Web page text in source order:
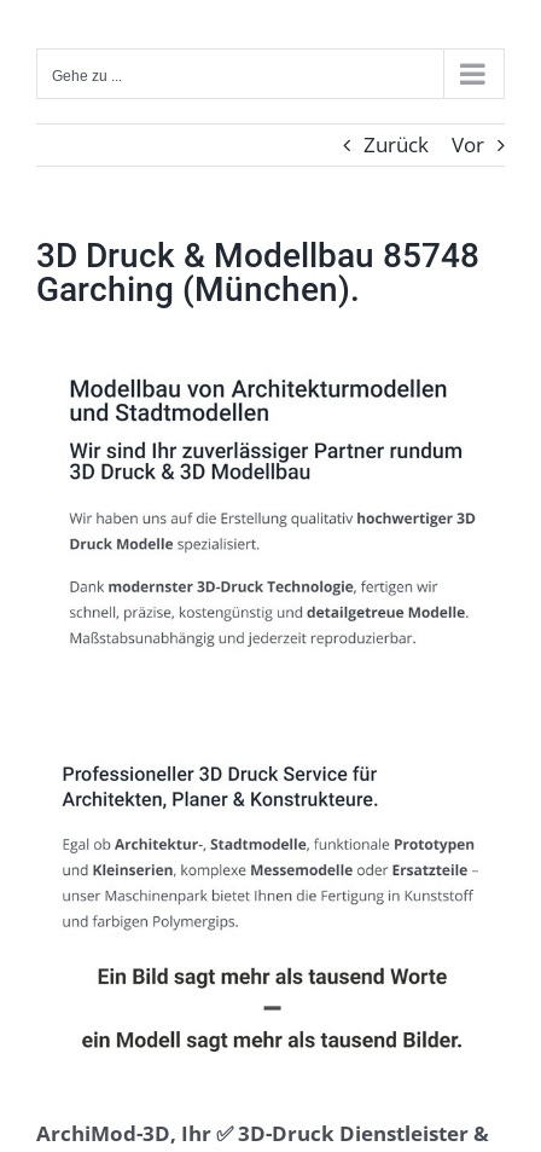
Inhalt
springenGehe zu ...
Zurück Vor
3D Druck & Modellbau 85748
Garching (München).
ArchiMod-3D, Ihr ✅ 3D-Druck Dienstleister &